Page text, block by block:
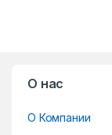
О нас
О Компании